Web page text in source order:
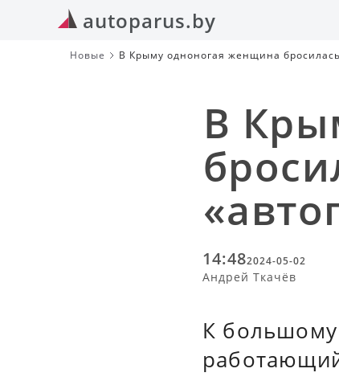
autoparus.by
Новые В Крыму одноногая женщина
В
14:482024-05-02
Андрей Ткачёв
К большому